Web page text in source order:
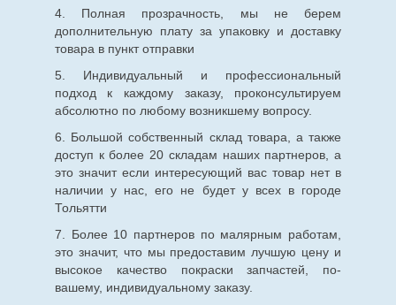
4. Полная прозрачность, мы не берем
дополнительную плату за упаковку и доставку
товара в пункт отправки
5. Индивидуальный и профессиональный
подход к каждому заказу, проконсультируем
абсолютно по любому возникшему вопросу.
6. Большой собственный склад товара, а также
доступ к более 20 складам наших партнеров, а
это значит если интересующий вас товар нет в
наличии у нас, его не будет у всех в городе
Тольятти
7. Более 10 партнеров по малярным работам,
это значит, что мы предоставим лучшую цену и
высокое качество покраски запчастей, по-
вашему, индивидуальному заказу.